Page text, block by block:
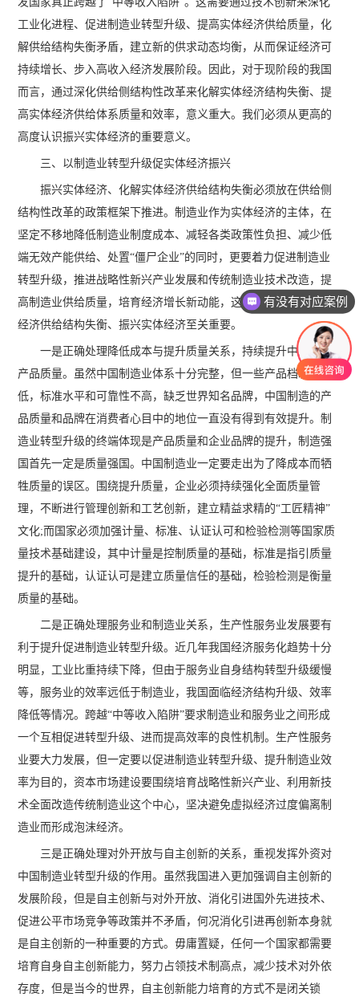
工业化进程、促进制造业转型升级、提高实体经济供给质量，化
解供给结构失衡矛盾，建立新的供求动态均衡，从而保证经济可
持续增长、步入高收入经济发展阶段。因此，对于现阶段的我国
而言，通过深化供给侧结构性改革来化解实体经济结构失衡、提
高实体经济供给体系质量和效率，意义重大。我们必须从更高的
高度认识振兴实体经济的重要意义。
三、以制造业转型升级促实体经济振兴
振兴实体经济、化解实体经济供给结构失衡必须放在供给侧
结构性改革的政策框架下推进。制造业作为实体经济的主体，在
坚定不移地降低制造业制度成本、减轻各类政策性负担、减少低
端无效产能供给、处置“僵尸企业”的同时，更要着力促进制造业
转型升级，推进战略性新兴产业发展和传统制造业技术改造，提
高制造业供给质量，培育经济增长新动能，这无疑对于化解实体
经济供给结构失衡、振兴实体经济至关重要。
一是正确处理降低成本与提升质量关系，持续提升中国制造
产品质量。虽然中国制造业体系十分完整，但一些产品档次偏
低，标准水平和可靠性不高，缺乏世界知名品牌，中国制造的产
品质量和品牌在消费者心目中的地位一直没有得到有效提升。制
造业转型升级的终端体现是产品质量和企业品牌的提升，制造强
国首先一定是质量强国。中国制造业一定要走出为了降成本而牺
牲质量的误区。围绕提升质量，企业必须持续强化全面质量管
理，不断进行管理创新和工艺创新，建立精益求精的“工匠精神”
文化;而国家必须加强计量、标准、认证认可和检验检测等国家质
量技术基础建设，其中计量是控制质量的基础，标准是指引质量
提升的基础，认证认可是建立质量信任的基础，检验检测是衡量
质量的基础。
二是正确处理服务业和制造业关系，生产性服务业发展要有
利于提升促进制造业转型升级。近几年我国经济服务化趋势十分
明显，工业比重持续下降，但由于服务业自身结构转型升级缓慢
等，服务业的效率远低于制造业，我国面临经济结构升级、效率
降低等情况。跨越“中等收入陷阱”要求制造业和服务业之间形成
一个互相促进转型升级、进而提高效率的良性机制。生产性服务
业要大力发展，但一定要以促进制造业转型升级、提升制造业效
率为目的，资本市场建设要围绕培育战略性新兴产业、利用新技
术全面改造传统制造业这个中心，坚决避免虚拟经济过度偏离制
造业而形成泡沫经济。
三是正确处理对外开放与自主创新的关系，重视发挥外资对
中国制造业转型升级的作用。虽然我国进入更加强调自主创新的
发展阶段，但是自主创新与对外开放、消化引进国外先进技术、
促进公平市场竞争等政策并不矛盾，何况消化引进再创新本身就
是自主创新的一种重要的方式。毋庸置疑，任何一个国家都需要
培育自身自主创新能力，努力占领技术制高点，减少技术对外依
存度，但是当今的世界，自主创新能力培育的方式不是闭关锁
有没有对应案例